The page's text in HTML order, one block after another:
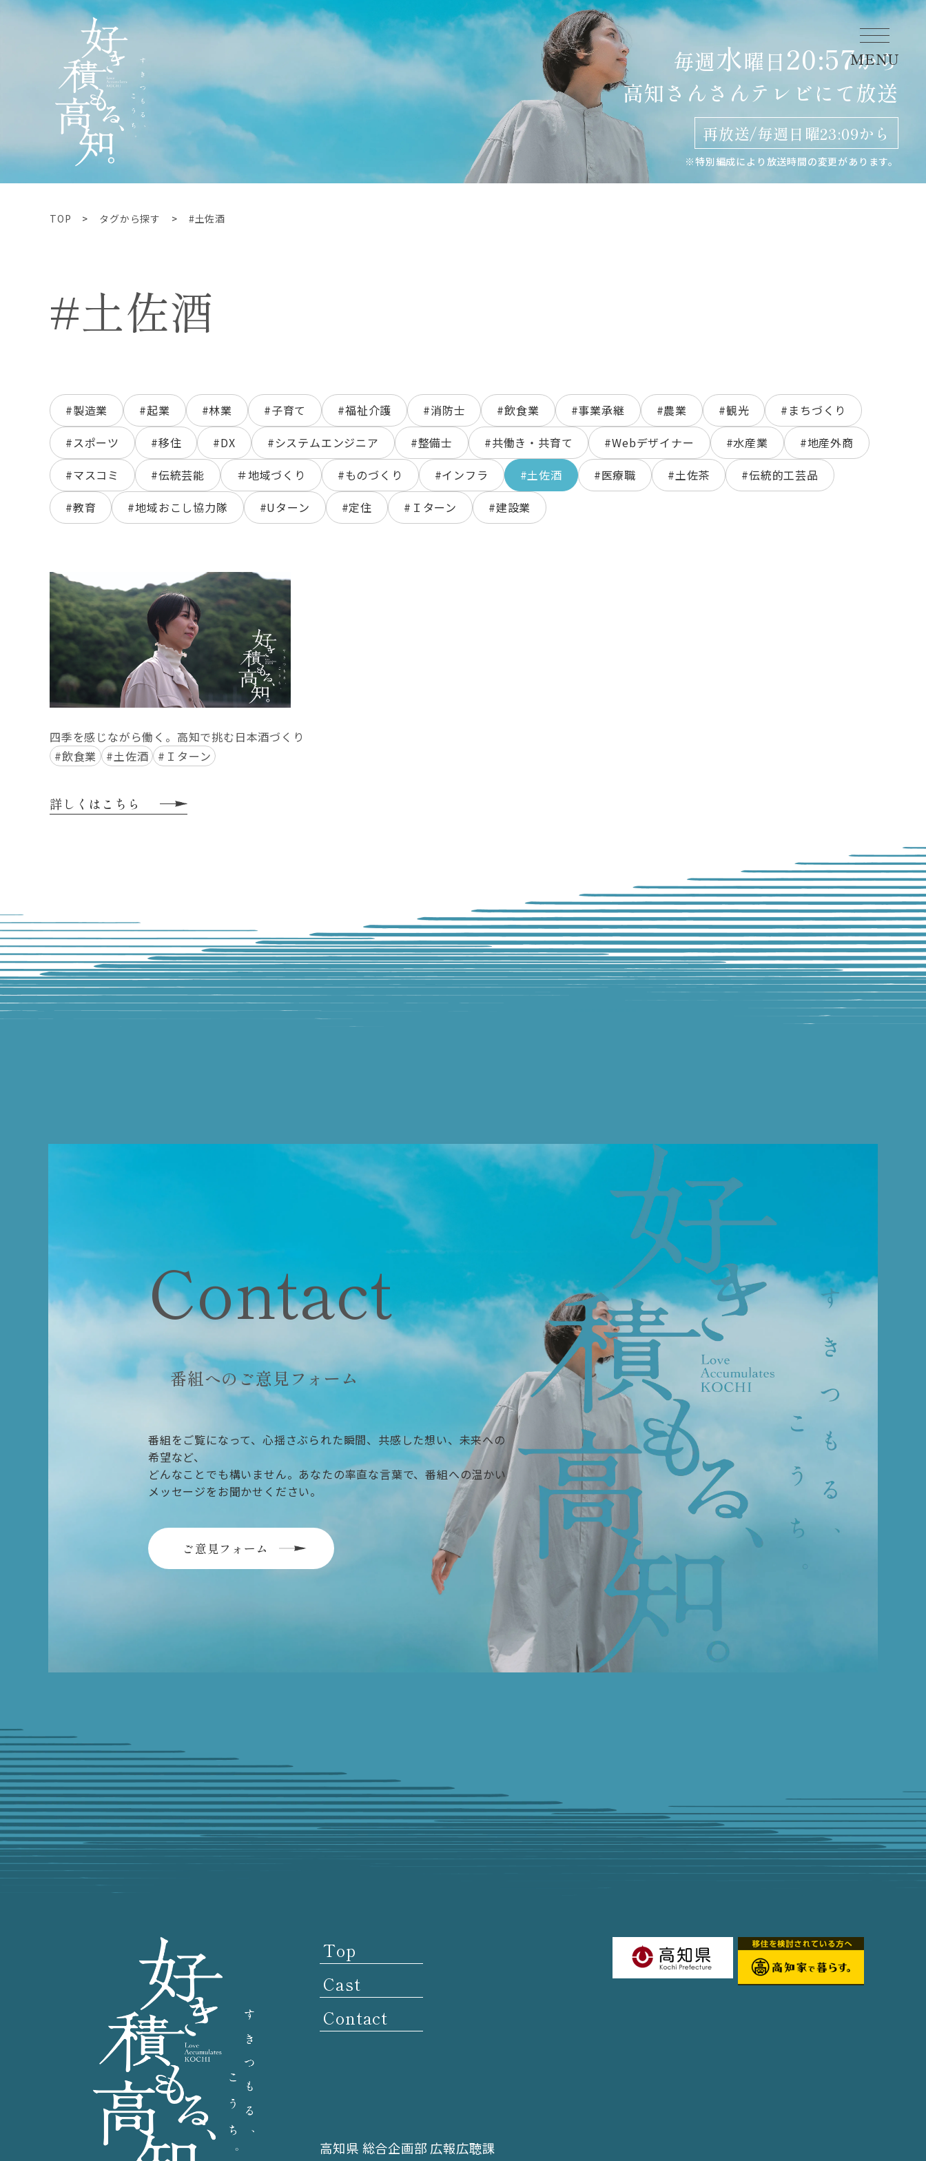
毎週水曜日20:57から
高知さんさんテレビにて放送
再放送/毎週日曜23:09から
※特別編成により放送時間の変更があります。
MENU
TOP タグから探す #土佐酒
#土佐酒
#製造業 #起業 #林業 #子育て #福祉介護 #消防士 #飲食業 #事業承継 #農業 #観光
#まちづくり
#スポーツ
#移住 #DX #システムエンジニア #整備士 #共働き・共育て #Webデザイナー #水産業
#地産外商
#マスコミ
#伝統芸能 ＃地域づくり #ものづくり #インフラ #土佐酒 #医療職 #土佐茶
#伝統的工芸品
#教育
#地域おこし協力隊 #Uターン #定住 #Ｉターン #建設業
四季を感じながら働く。高知で挑む日本酒づくり
#飲食業
#土佐酒 #Ｉターン
詳しくはこちら
Contact
番組へのご意見フォーム
番組をご覧になって、心揺さぶられた瞬間、共感した想い、未来への
希望など、
どんなことでも構いません。あなたの率直な言葉で、番組への温かい
メッセージをお聞かせください。
ご意見フォーム
Top
Cast
Contact
高知県 総合企画部 広報広聴課